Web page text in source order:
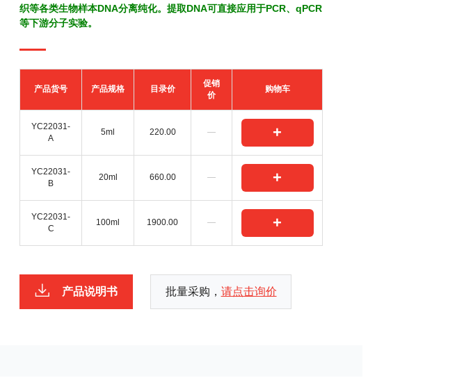
织等各类生物样本DNA分离纯化。提取DNA可直接应用于PCR、qPCR
等下游分子实验。
产品货号 产品规格 目录价
促销
价
购物车
YC22031-
A
5ml 220.00 — +
YC22031-
B
20ml 660.00 — +
YC22031-
C
100ml 1900.00 — +
产品说明书 批量采购， 请点击询价